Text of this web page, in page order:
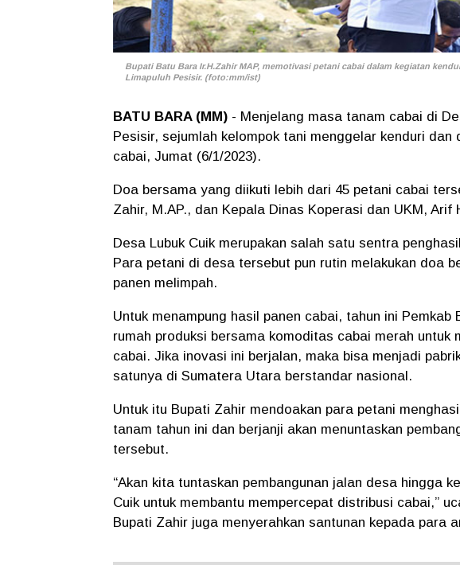
Bupati Batu Bara Ir.H.Zahir MAP, memotivasi petani cabai dalam kegiatan
Limapuluh Pesisir. (foto:mm/ist)
BATU BARA (MM) - Menjelang masa tanam cabai di
Pesisir, sejumlah kelompok tani menggelar kenduri
cabai, Jumat (6/1/2023).
Doa bersama yang diikuti lebih dari 45 petani cabai
Zahir, M.AP., dan Kepala Dinas Koperasi dan UKM, Arif
Desa Lubuk Cuik merupakan salah satu sentra
Para petani di desa tersebut pun rutin melakukan doa
panen melimpah.
Untuk menampung hasil panen cabai, tahun ini Pemkab
rumah produksi bersama komoditas cabai merah
cabai. Jika inovasi ini berjalan, maka bisa menjadi
satunya di Sumatera Utara berstandar nasional.
Untuk itu Bupati Zahir mendoakan para petani
tanam tahun ini dan berjanji akan menuntaskan
tersebut.
“Akan kita tuntaskan pembangunan jalan desa hingga
Cuik untuk membantu mempercepat distribusi cabai,”
Bupati Zahir juga menyerahkan santunan kepada para